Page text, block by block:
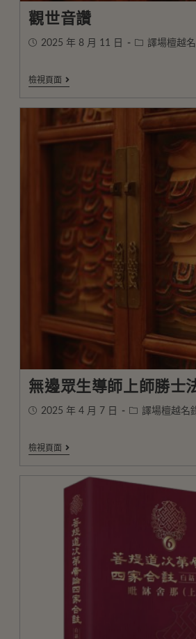
觀世音讚
2025 年 8 月 11 日 譯場檀越
檢視頁面
無邊眾生導師上師勝士
2025 年 4 月 7 日 譯場檀越名
檢視頁面